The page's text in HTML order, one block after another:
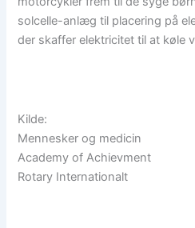
solcelle-anlæg til placering på
der skaffer elektricitet til at køle
Kilde:
Mennesker og medicin
Academy of Achievment
Rotary Internationalt